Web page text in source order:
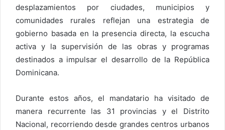
desplazamientos por ciudades, municipios y
comunidades rurales reflejan una estrategia de
gobierno basada en la presencia directa, la escucha
activa y la supervisión de las obras y programas
destinados a impulsar el desarrollo de la República
Dominicana.
Durante estos años, el mandatario ha visitado de
manera recurrente las 31 provincias y el Distrito
Nacional, recorriendo desde grandes centros urbanos